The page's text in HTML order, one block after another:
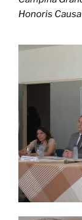
Honoris Causa